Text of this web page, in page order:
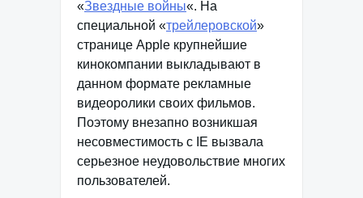
«Звездные войны«. На
специальной «трейлеровской»
странице Apple крупнейшие
кинокомпании выкладывают в
данном формате рекламные
видеоролики своих фильмов.
Поэтому внезапно возникшая
несовместимость с IE вызвала
серьезное неудовольствие многих
пользователей.